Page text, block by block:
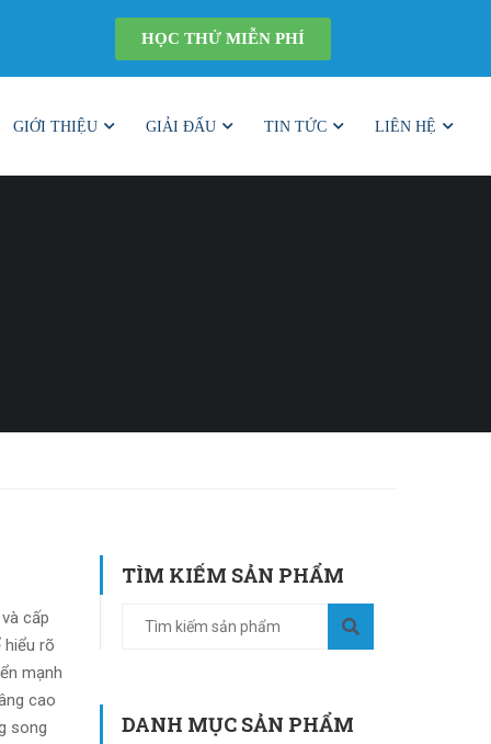
HỌC THỬ MIỄN PHÍ
GIỚI THIỆU GIẢI ĐẤU TIN TỨC LIÊN HỆ
cấp
hiểu rõ
mạnh
cao
song
TÌM KIẾM SẢN PHẨM
DANH MỤC SẢN PHẨM